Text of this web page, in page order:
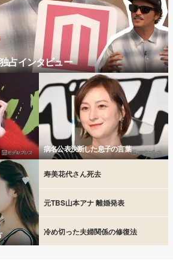
占インタビュー
病名公表決断した息子の言葉
寿美花代さん死去
元TBS山本アナ 離婚発表
冷め切った夫婦関係の修復法